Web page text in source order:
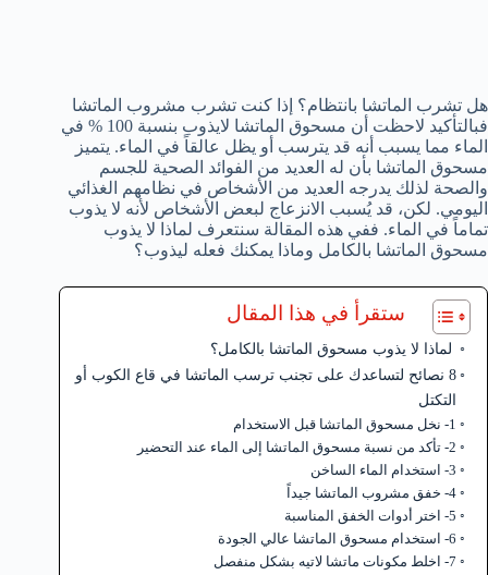
هل تشرب الماتشا بانتظام؟ إذا كنت تشرب مشروب الماتشا
فبالتأكيد لاحظت أن مسحوق الماتشا لايذوب بنسبة 100 % في
الماء مما يسبب أنه قد يترسب أو يظل عالقاً في الماء. يتميز
مسحوق الماتشا بأن له العديد من الفوائد الصحية للجسم
والصحة لذلك يدرجه العديد من الأشخاص في نظامهم الغذائي
اليومي. لكن، قد يُسبب الانزعاج لبعض الأشخاص لأنه لا يذوب
تماماً في الماء. ففي هذه المقالة سنتعرف لماذا لا يذوب
مسحوق الماتشا بالكامل وماذا يمكنك فعله ليذوب؟
ستقرأ في هذا المقال
لماذا لا يذوب مسحوق الماتشا بالكامل؟
8 نصائح لتساعدك على تجنب ترسب الماتشا في قاع الكوب أو
التكتل
1- نخل مسحوق الماتشا قبل الاستخدام
2- تأكد من نسبة مسحوق الماتشا إلى الماء عند التحضير
3- استخدام الماء الساخن
4- خفق مشروب الماتشا جيداً
5- اختر أدوات الخفق المناسبة
6- استخدام مسحوق الماتشا عالي الجودة
7- اخلط مكونات ماتشا لاتيه بشكل منفصل